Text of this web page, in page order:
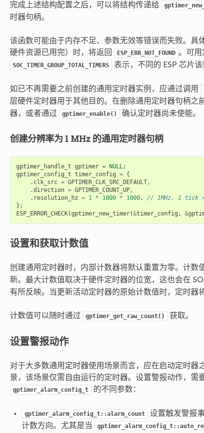
完成上述结构配置之后，可以将结构传递给
时器句柄。
该函数可能由于内存不足、参数无效等错误而失败。具
硬件资源已用完）时，将返回
ESP_ERR_NOT_FOUND 。可用
SOC_TIMER_GROUP_TOTAL_TIMERS 表示，不同的 ESP 芯片该
如已不再需要之前创建的通用定时器实例，应通过调用
层硬件定时器用于其他目的。在删除通用定时器句柄之
器，或者通过
gptimer_enable() 确认定时器尚未使能。
创建分辨率为 1 MHz 的通用定时器句柄
gptimer_handle_t gptimer = NULL;
gptimer_config_t timer_config = {
. clk_src = GPTIMER_CLK_SRC_DEFAULT,
.direction = GPTIMER_COUNT_UP,
. resolution_hz = 1 * 1000 * 1000,
// 1MHz, 1 tick
};
ESP_ERROR_CHECK(gptimer_new_timer(&timer_config , &
设置和获取计数值
创建通用定时器时，内部计数器将默认重置为零。计数
新。最大计数值取决于硬件定时器的位宽，这也会在
有所反映。当更新活动定时器的原始计数值时，定时器
计数值可以随时通过 gptimer_get_raw_count() 获取。
设置警报动作
对于大多数通用定时器使用场景而言，应在启动定时器
景，该场景仅需自由运行的定时器。设置警报动作，需
gptimer_alarm_config_t 的不同参数：
gptimer_alarm_config_t::alarm_count
设置触发警报
计数方向。尤其是当